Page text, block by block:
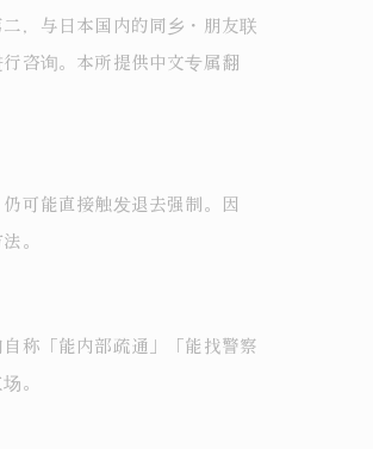
，与日本国内的同乡・朋友联
咨询。本所提供中文专属翻
可能直接触发退去强制。因
。
称「能内部疏通」「能找警察
。